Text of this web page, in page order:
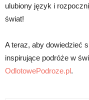
ulubiony język i
świat!
A teraz, aby dowiedzieć
inspirujące podróże w
OdlotowePodroze.pl.